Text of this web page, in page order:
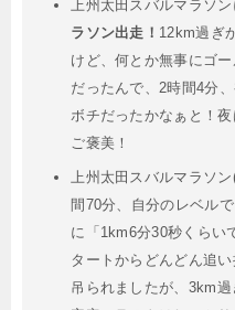
上州太田スバルマラソン
ラソン出走！ 12km過ぎ
けど、何とか無事にゴ
だったんで、2時間4分
ボチだったかなぁと！
ご褒美！
上州太田スバルマラソ
間70分、自分のレベル
に「1km6分30秒くらい
タートからどんどん追
吊られましたが、3km